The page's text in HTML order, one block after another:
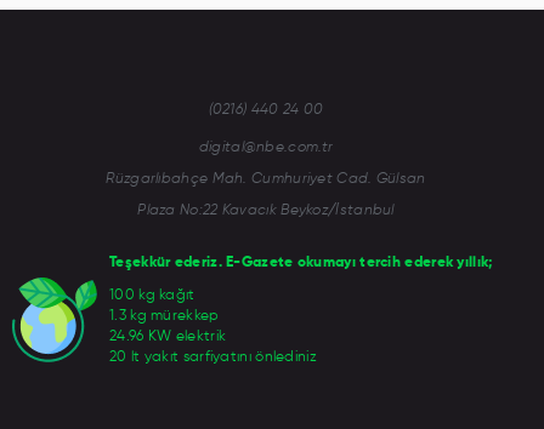
Teşekkür ederiz. E-Gazete okumayı tercih ederek yıllık;
100 kg kağıt
1.3 kg mürekkep
24.96 KW elektrik
20 lt yakıt sarfiyatını önlediniz
(0216) 440 24 00
digital@nbe.com.tr
Rüzgarlıbahçe Mah. Cumhuriyet Cad. Gülsan
Plaza No:22 Kavacık Beykoz/İstanbul